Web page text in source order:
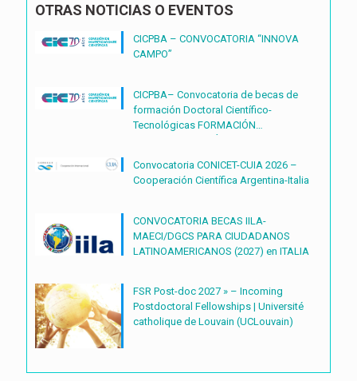
OTRAS NOTICIAS O EVENTOS
CICPBA – CONVOCATORIA “INNOVA
CAMPO”
CICPBA– Convocatoria de becas de
formación Doctoral Científico-
Tecnológicas FORMACIÓN
Convocatoria CONICET-CUIA 2026 –
Cooperación Científica Argentina-Italia
CONVOCATORIA BECAS IILA-
MAECI/DGCS PARA CIUDADANOS
LATINOAMERICANOS (2027) en ITALIA
FSR Post-doc 2027 » – Incoming
Postdoctoral Fellowships | Université
catholique de Louvain (UCLouvain)